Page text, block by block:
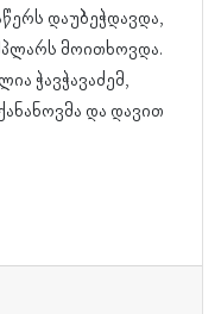
დაუბეჭდავდა,
მოითხოვდა.
ჭავჭავაძემ,
და დავით